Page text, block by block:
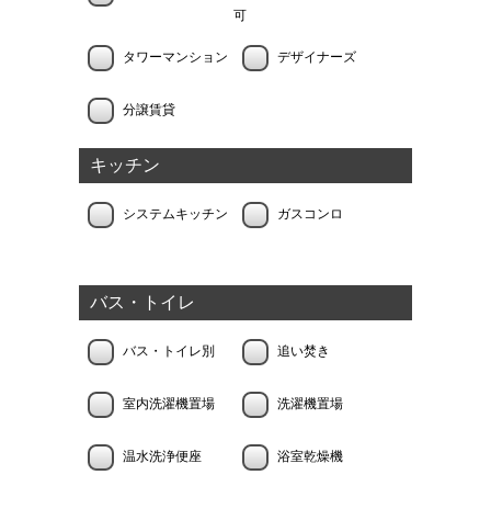
可
タワーマンション デザイナーズ
分譲賃貸
キッチン
システムキッチン ガスコンロ
バス・トイレ
バス・トイレ別 追い焚き
室内洗濯機置場 洗濯機置場
温水洗浄便座 浴室乾燥機